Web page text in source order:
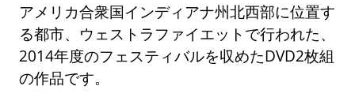
アメリカ合衆国インディアナ州北西部に位置す
る都市、ウェストラファイエットで行われた、
2014年度のフェスティバルを収めたDVD2枚組
の作品です。